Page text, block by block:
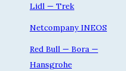
Lidl — Trek
Netcompany INEOS
Red Bull — Bora —
Hansgrohe